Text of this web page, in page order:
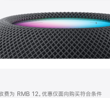
费为 RMB 12。优惠仅面向购买符合条件